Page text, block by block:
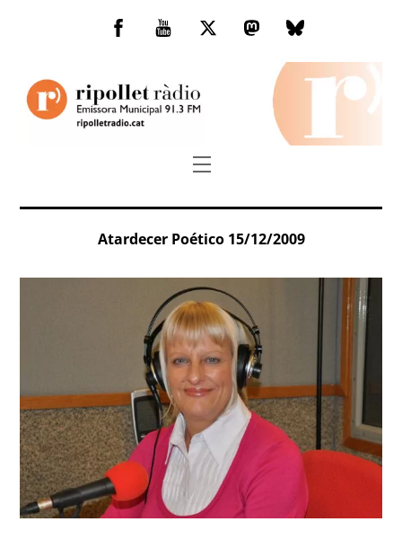
Facebook
You
TwitterMastodonBluesky
Menu
Atardecer Poético 15/12/2009